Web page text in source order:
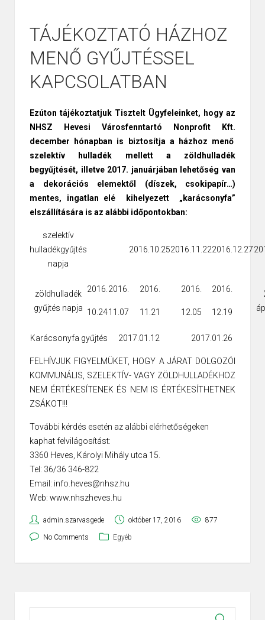
TÁJÉKOZTATÓ HÁZHOZ
MENŐ GYŰJTÉSSEL
KAPCSOLATBAN
Ezúton tájékoztatjuk Tisztelt Ügyfeleinket, hogy az
NHSZ Hevesi Városfenntartó Nonprofit Kft.
december hónapban is biztosítja a házhoz menő
szelektív hulladék mellett a zöldhulladék
begyűjtését, illetve 2017. januárjában lehetőség van
a dekorációs elemektől (díszek, csokipapír…)
mentes, ingatlan elé kihelyezett „karácsonyfa”
elszállítására is az alábbi időpontokban:
szelektív
hulladékgyűjtés
napja
2016.10.252016.11.222016.12.27
zöldhulladék
gyűjtés napja
2016.
10.24
2016.
11.07
2016.
11.21
2016.
12.05
2016.
12.19
Karácsonyfa gyűjtés 2017.01.12 2017.01.26
FELHÍVJUK FIGYELMÜKET, HOGY A JÁRAT DOLGOZÓI
KOMMUNÁLIS, SZELEKTÍV- VAGY ZÖLDHULLADÉKHOZ
NEM ÉRTÉKESÍTENEK ÉS NEM IS ÉRTÉKESÍTHETNEK
ZSÁKOT!!!
További kérdés esetén az alábbi elérhetőségeken
kaphat felvilágosítást:
3360 Heves, Károlyi Mihály utca 15.
Tel: 36/36 346-822
Email: info.heves@nhsz.hu
Web: www.nhszheves.hu
admin.szarvasgede október 17, 2016 877
No Comments Egyéb